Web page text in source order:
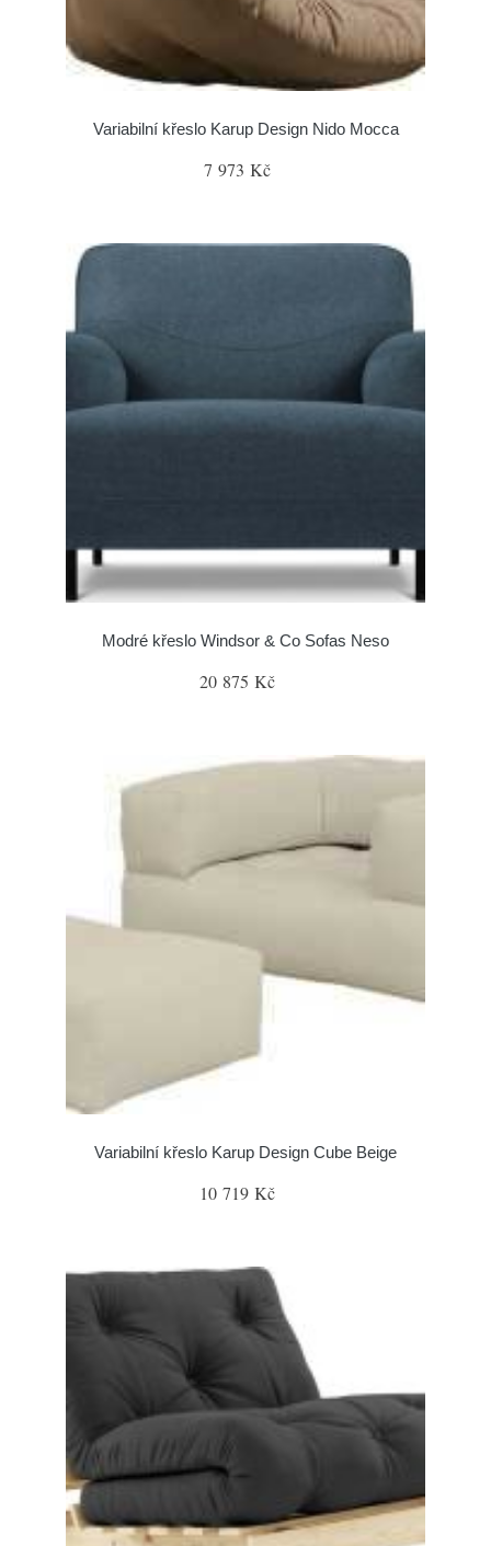
Variabilní křeslo Karup Design Nido Mocca
7 973 Kč
Modré křeslo Windsor & Co Sofas Neso
20 875 Kč
Variabilní křeslo Karup Design Cube Beige
10 719 Kč